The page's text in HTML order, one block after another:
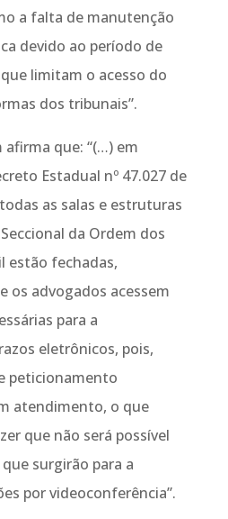
a falta de manutenção
devido ao período de
limitam o acesso do
dos tribunais”.
que: “(…) em
Estadual nº 47.027 de
as salas e estruturas
da Ordem dos
estão fechadas,
os advogados acessem
para a
eletrônicos, pois,
peticionamento
atendimento, o que
que não será possível
surgirão para a
por videoconferência”.